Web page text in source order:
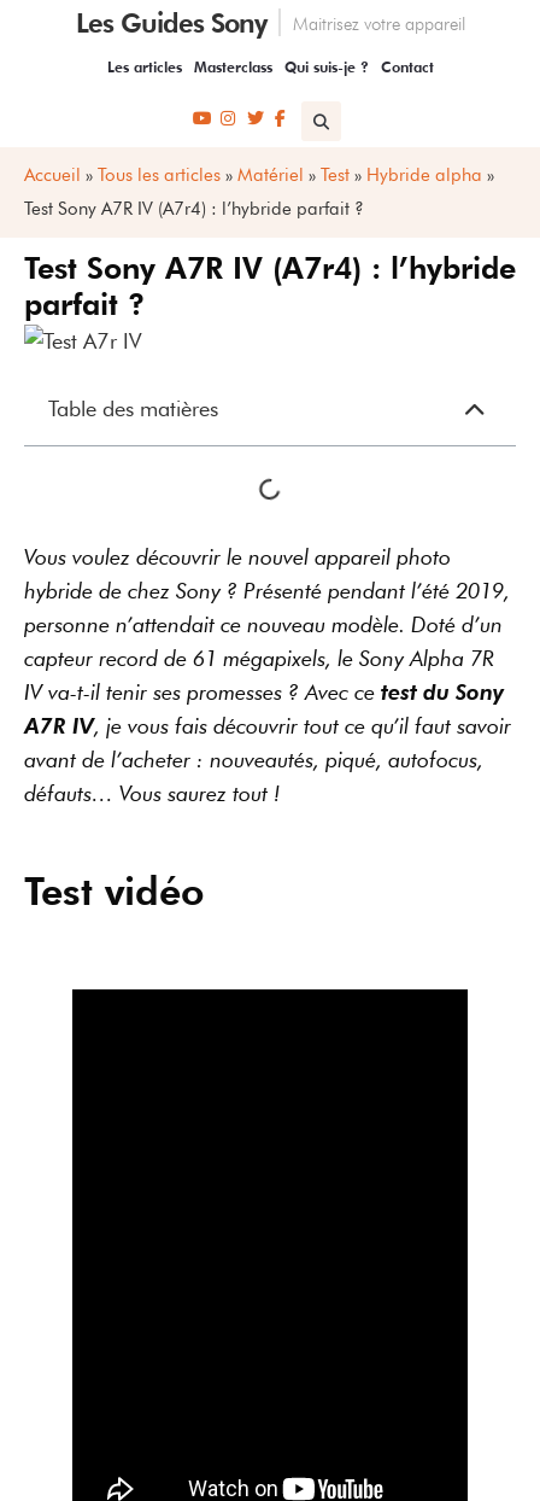
Les Guides Sony Maitrisez votre appareil
Les articles Masterclass Qui suis-je ? Contact
Accueil » Tous les articles » Matériel » Test » Hybride alpha »
Test Sony A7R IV (A7r4) : l’hybride parfait ?
Test Sony A7R IV (A7r4) : l’hybride
parfait ?
Table des matières
Vous voulez découvrir le nouvel appareil photo
hybride de chez Sony ? Présenté pendant l’été 2019,
personne n’attendait ce nouveau modèle. Doté d’un
capteur record de 61 mégapixels, le Sony Alpha 7R
IV va-t-il tenir ses promesses ? Avec ce test du Sony
A7R IV, je vous fais découvrir tout ce qu’il faut savoir
avant de l’acheter : nouveautés, piqué, autofocus,
défauts… Vous saurez tout !
Test vidéo